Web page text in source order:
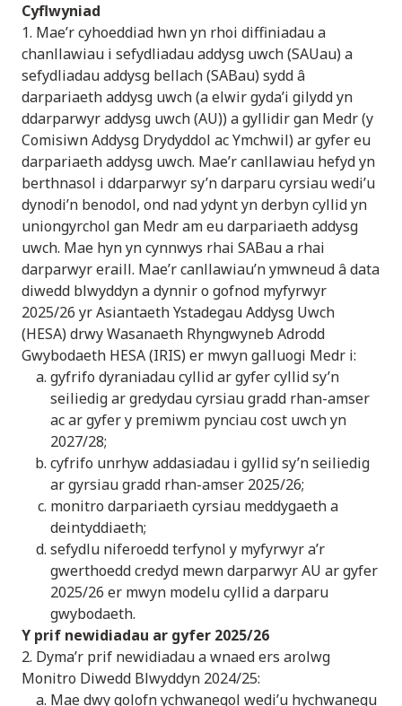
Cyflwyniad
1. Mae’r cyhoeddiad hwn yn rhoi diffiniadau a
chanllawiau i sefydliadau addysg uwch (SAUau) a
sefydliadau addysg bellach (SABau) sydd â
darpariaeth addysg uwch (a elwir gyda’i gilydd yn
ddarparwyr addysg uwch (AU)) a gyllidir gan Medr (y
Comisiwn Addysg Drydyddol ac Ymchwil) ar gyfer eu
darpariaeth addysg uwch. Mae’r canllawiau hefyd yn
berthnasol i ddarparwyr sy’n darparu cyrsiau wedi’u
dynodi’n benodol, ond nad ydynt yn derbyn cyllid yn
uniongyrchol gan Medr am eu darpariaeth addysg
uwch. Mae hyn yn cynnwys rhai SABau a rhai
darparwyr eraill. Mae’r canllawiau’n ymwneud â data
diwedd blwyddyn a dynnir o gofnod myfyrwyr
2025/26 yr Asiantaeth Ystadegau Addysg Uwch
(HESA) drwy Wasanaeth Rhyngwyneb Adrodd
Gwybodaeth HESA (IRIS) er mwyn galluogi Medr i:
gyfrifo dyraniadau cyllid ar gyfer cyllid sy’n
seiliedig ar gredydau cyrsiau gradd rhan-amser
ac ar gyfer y premiwm pynciau cost uwch yn
2027/28;
cyfrifo unrhyw addasiadau i gyllid sy’n seiliedig
ar gyrsiau gradd rhan-amser 2025/26;
monitro darpariaeth cyrsiau meddygaeth a
deintyddiaeth;
sefydlu niferoedd terfynol y myfyrwyr a’r
gwerthoedd credyd mewn darparwyr AU ar gyfer
2025/26 er mwyn modelu cyllid a darparu
gwybodaeth.
Y prif newidiadau ar gyfer 2025/26
2. Dyma’r prif newidiadau a wnaed ers arolwg
Monitro Diwedd Blwyddyn 2024/25:
Mae dwy golofn ychwanegol wedi’u hychwanegu